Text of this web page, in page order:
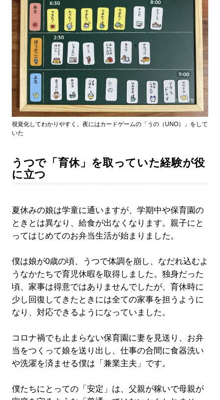
視覚化してわかりやすく。夜にはカードゲームの「うの（UNO）」をして
いた
うつで「育休」を取っていた経験が役
に立つ
夏休みの娘は学童に通いますが、学期中や保育園の
ときとは異なり、給食が出なくなります。親子にと
ってはじめてのお弁当生活が始まりました。
僕は娘が0歳の頃、うつで体調を崩し、なだれ込むよ
うなかたちで育児休暇を取得しました。独身だった
頃、家事は得意ではありませんでしたが、育休時に
少し回復してきたときには全ての家事を担うように
なり、対応できるようになっていました。
コロナ禍でも止まらない保育園に妻を見送り、お弁
当をつくって娘を送り出し、仕事の合間に食器洗い
や洗濯を済ませる僕は「兼業主夫」です。
僕たちにとっての「安定」は、父親が稼いで母親が